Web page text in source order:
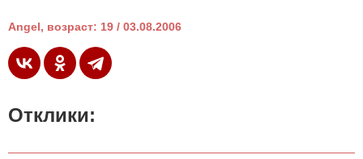
Angel, возраст: 19 / 03.08.2006
Отклики: